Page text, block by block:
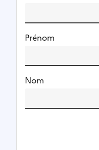
Prénom
Nom